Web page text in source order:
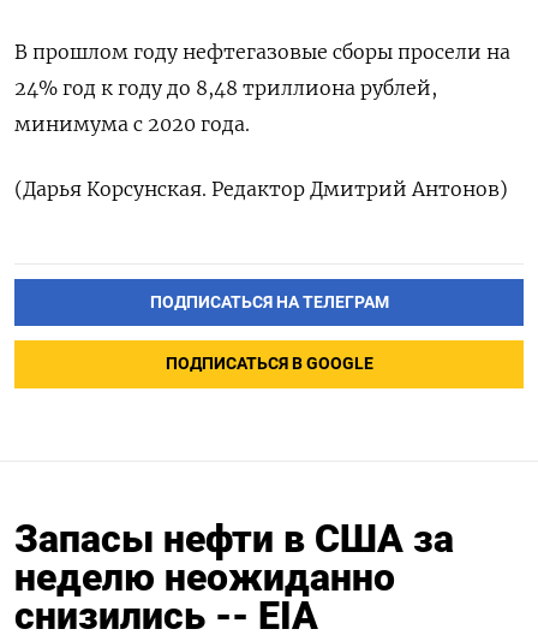
В прошлом году нефтегазовые сборы просели ⁠на
24% год к году до 8,48 триллиона рублей,
минимума с 2020 года.
(Дарья Корсунская. Редактор Дмитрий Антонов)
ПОДПИСАТЬСЯ НА ТЕЛЕГРАМ
ПОДПИСАТЬСЯ В GOOGLE
Запасы нефти в США за
неделю неожиданно
снизились -- EIA